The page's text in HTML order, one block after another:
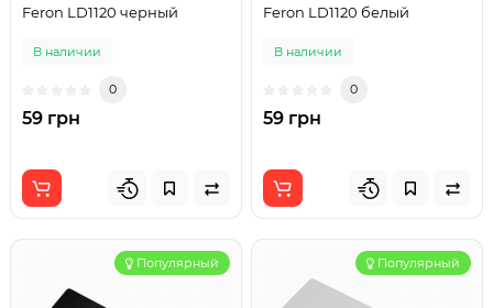
Feron LD1120 черный
В наличии
0
59 грн
Feron LD1120 белый
В наличии
0
59 грн
Популярный Популярный